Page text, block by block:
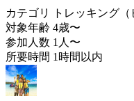
カテゴリ
トレッキング（
対象年齢 4歳〜
参加人数 1人〜
所要時間 1時間以内